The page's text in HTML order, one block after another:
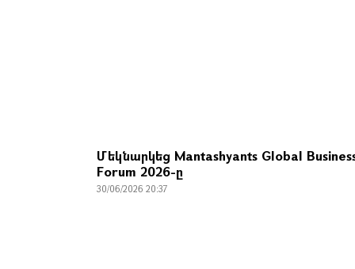
Մեկնարկեց Mantashyants Global
Forum 2026-ը
30/06/2026 20:37